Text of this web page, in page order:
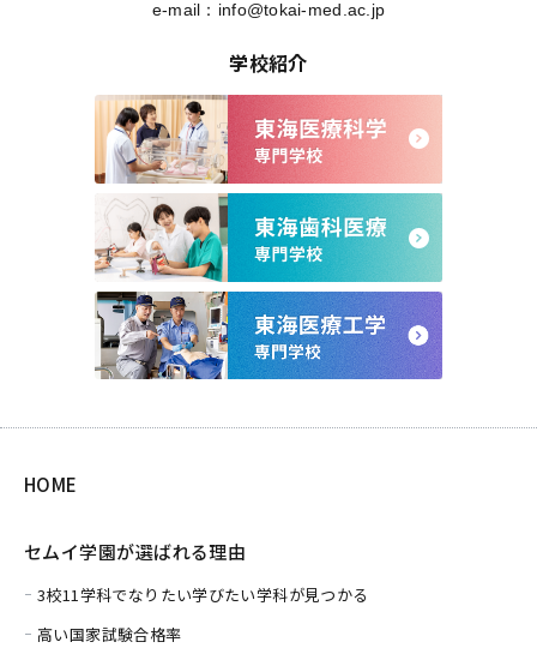
e-mail： info@tokai-med.ac.jp
学校紹介
HOME
セムイ学園が選ばれる理由
3校11学科でなりたい学びたい学科が見つかる
高い国家試験合格率